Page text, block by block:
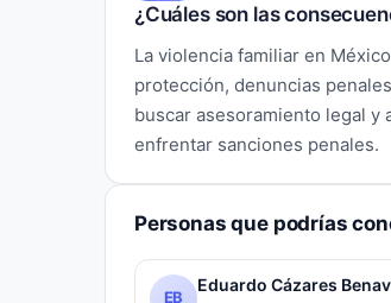
¿Cuáles son las
La violencia familiar en
protección, denuncias
buscar asesoramiento legal y
enfrentar sanciones penales.
Personas que podrías
EB
Eduardo Cázares